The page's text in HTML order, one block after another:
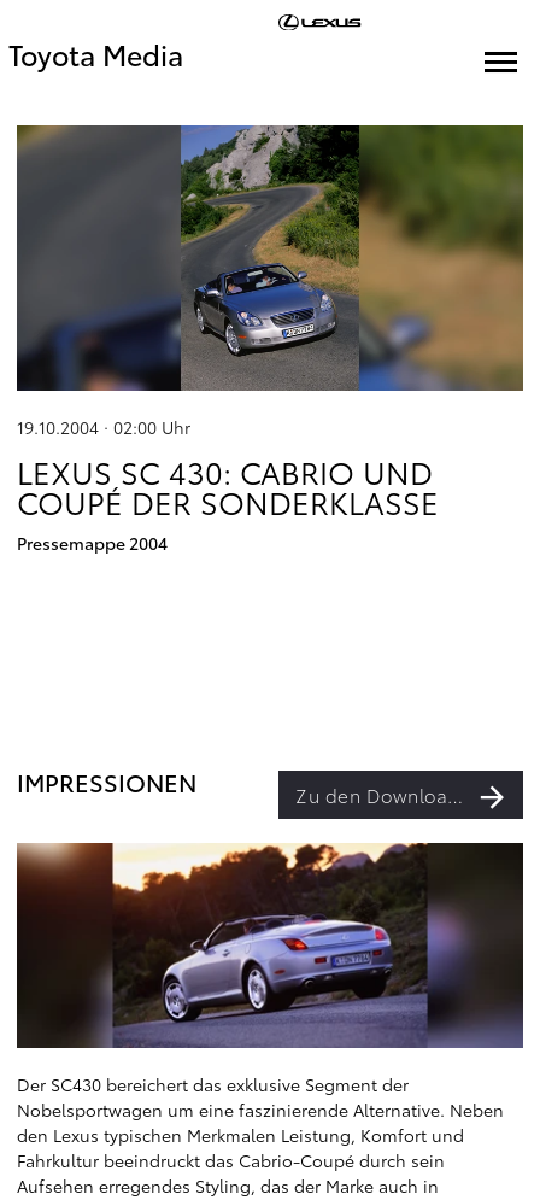
Toyota Media
19.10.2004 · 02:00 Uhr
LEXUS SC 430: CABRIO UND
COUPÉ DER SONDERKLASSE
Pressemappe 2004
IMPRESSIONEN Zu den Downloads
Der SC430 bereichert das exklusive Segment der
Nobelsportwagen um eine faszinierende Alternative. Neben
den Lexus typischen Merkmalen Leistung, Komfort und
Fahrkultur beeindruckt das Cabrio-Coupé durch sein
Aufsehen erregendes Styling, das der Marke auch in